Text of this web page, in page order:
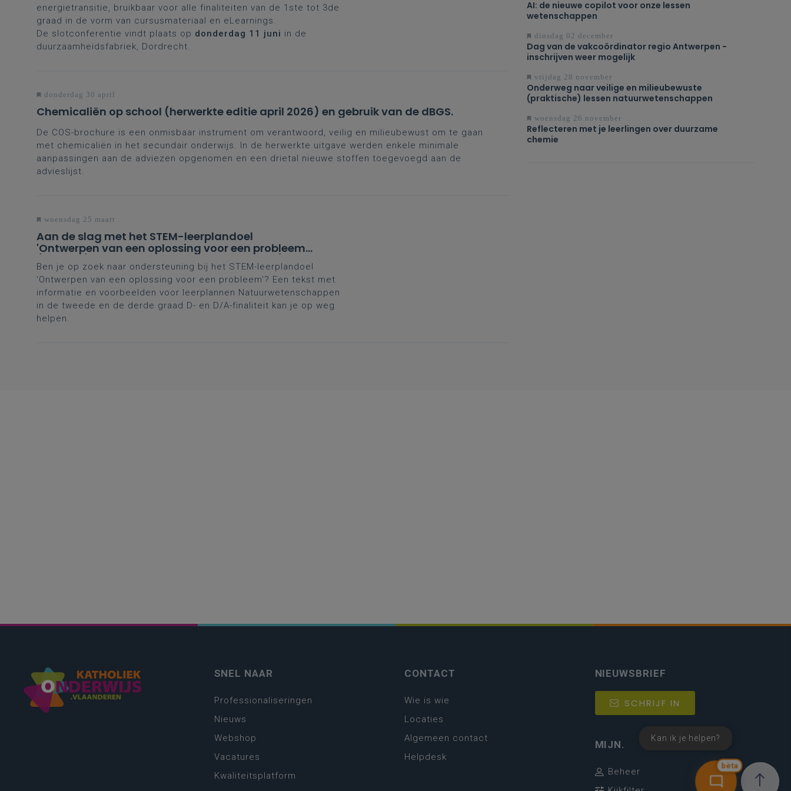
energietransitie, bruikbaar voor alle finaliteiten van de 1ste tot 3de
graad in de vorm van cursusmateriaal en eLearnings.
De slotconferentie vindt plaats op donderdag 11 juni in de
duurzaamheidsfabriek, Dordrecht.
donderdag 30 april
Chemicaliën op school (herwerkte editie april 2026) en gebruik van de dBGS.
De COS-brochure is een onmisbaar instrument om verantwoord, veilig en milieubewust om te gaan
met chemicaliën in het secundair onderwijs. In de herwerkte uitgave werden enkele minimale
aanpassingen aan de adviezen opgenomen en een drietal nieuwe stoffen toegevoegd aan de
advieslijst.
woensdag 25 maart
Aan de slag met het STEM-leerplandoel
'Ontwerpen van een oplossing voor een probleem'
(D- en D/A-finaliteit tweede en derde graad)
Ben je op zoek naar ondersteuning bij het STEM-leerplandoel
'Ontwerpen van een oplossing voor een probleem'? Een tekst met
informatie en voorbeelden voor leerplannen Natuurwetenschappen
in de tweede en de derde graad D- en D/A-finaliteit kan je op weg
helpen.
AI: de nieuwe copilot voor onze lessen
wetenschappen
dinsdag 02 december
Dag van de vakcoördinator regio Antwerpen -
inschrijven weer mogelijk
vrijdag 28 november
Onderweg naar veilige en milieubewuste
(praktische) lessen natuurwetenschappen
woensdag 26 november
Reflecteren met je leerlingen over duurzame
chemie
bèta
Kan ik je helpen?
SNEL NAAR
Professionaliseringen
Nieuws
Webshop
Vacatures
Kwaliteitsplatform
CONTACT
Wie is wie
Locaties
Algemeen contact
Helpdesk
NIEUWSBRIEF
SCHRIJF IN
MIJN.
Beheer